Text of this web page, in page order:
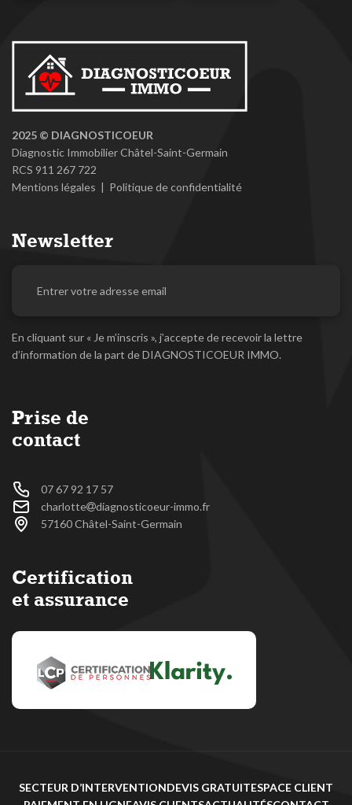
2025 © DIAGNOSTICOEUR
Diagnostic Immobilier Châtel-Saint-Germain
RCS 911 267 722
Mentions légales | Politique de confidentialité
Newsletter
En cliquant sur « Je m’inscris », j’accepte de recevoir la lettre
d’information de la part deDIAGNOSTICOEUR IMMO.
Prise de
contact
07 67 92 17 57
charlotte
diagnosticoeur-immo.fr
57160 Châtel-Saint-Germain
Certification
et assurance
SECTEUR D’INTERVENTIONDEVIS GRATUITESPACE CLIENT